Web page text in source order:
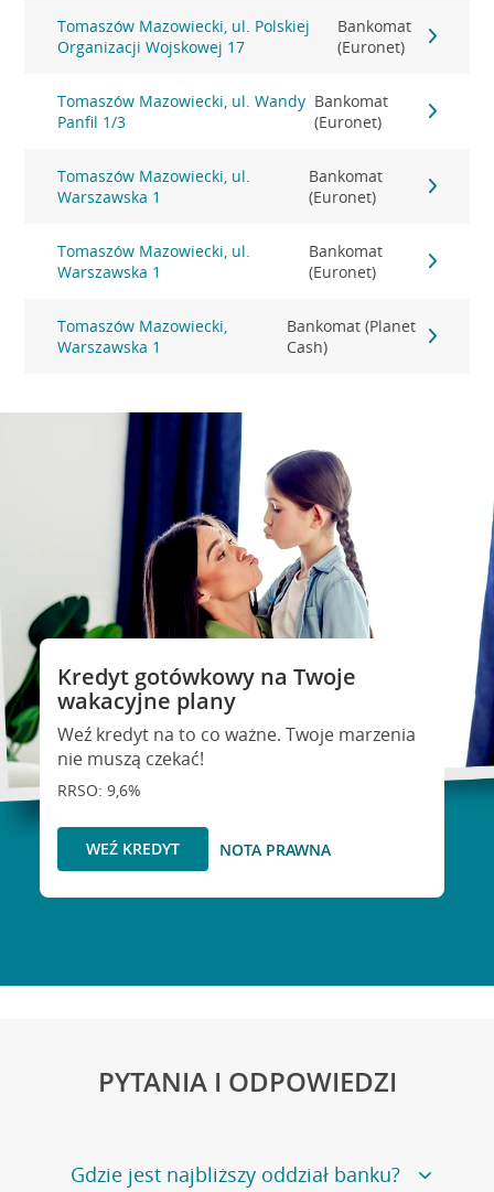
Tomaszów Mazowiecki, ul. Polskiej
Organizacji Wojskowej 17
Bankomat
(Euronet)
Tomaszów Mazowiecki, ul. Wandy
Panfil 1/3
Bankomat
(Euronet)
Tomaszów Mazowiecki, ul.
Warszawska 1
Bankomat
(Euronet)
Tomaszów Mazowiecki, ul.
Warszawska 1
Bankomat
(Euronet)
Tomaszów Mazowiecki,
Warszawska 1
Bankomat (Planet
Cash)
Kredyt gotówkowy na Twoje
wakacyjne plany
Weź kredyt na to co ważne. Twoje marzenia
nie muszą czekać!
RRSO: 9,6%
WEŹ KREDYT NOTA PRAWNA
PYTANIA I ODPOWIEDZI
Gdzie jest najbliższy oddział banku?